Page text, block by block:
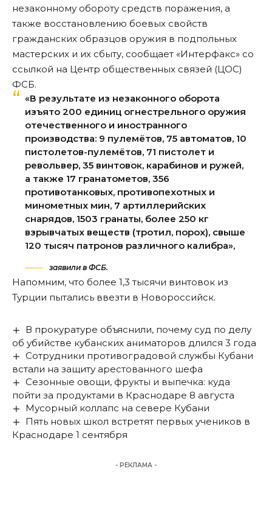
незаконному обороту средств поражения, а
также восстановлению боевых свойств
гражданских образцов оружия в подпольных
мастерских и их сбыту, сообщает «Интерфакс» со
ссылкой на Центр общественных связей (ЦОС)
ФСБ.
«В результате из незаконного оборота
изъято 200 единиц огнестрельного оружия
отечественного и иностранного
производства: 9 пулемётов, 75 автоматов, 10
пистолетов-пулемётов, 71 пистолет и
револьвер, 35 винтовок, карабинов и ружей,
а также 17 гранатометов, 356
противотанковых, противопехотных и
минометных мин, 7 артиллерийских
снарядов, 1503 гранаты, более 250 кг
взрывчатых веществ (тротил, порох), свыше
120 тысяч патронов различного калибра»,
заявили в ФСБ.
Напомним, что более 1,3 тысячи винтовок из
Турции пытались ввезти в Новороссийск.
В прокуратуре объяснили, почему суд по делу
об убийстве кубанских аниматоров длился 3 года
Сотрудники противоградовой службы Кубани
встали на защиту арестованного шефа
Сезонные овощи, фрукты и выпечка: куда
пойти за продуктами в Краснодаре 8 августа
Мусорный коллапс на севере Кубани
Пять новых школ встретят первых учеников в
Краснодаре 1 сентября
- РЕКЛАМА -